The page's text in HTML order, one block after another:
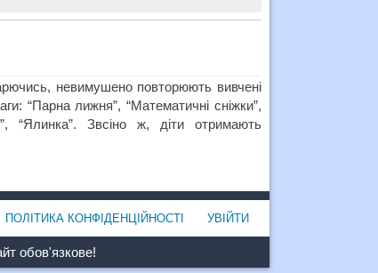
невимушено повторюють вивчені
“Парна лижня”, “Математичні сніжки”,
“Ялинка”. Звсіно ж, діти отримають
ПОЛІТИКА КОНФІДЕНЦІЙНОСТІ УВІЙТИ
обов'язкове!